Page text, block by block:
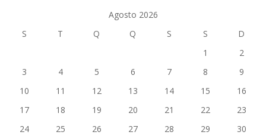
Agosto 2026
S
T Q Q S S
D
1
2
3
4 5 6 7 8
9
10
11 12 13 14 15
16
17
18 19 20 21 22
23
24
25 26 27 28 29
30